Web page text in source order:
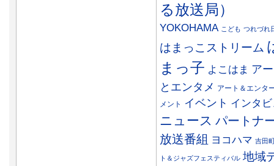
る放送局）
YOKOHAMA こども つれづれ
はまっこストリーム
まっ子 よこはま ア
とエンタメ アート＆エンタ
メント
イベント インタ
ニュース パートナ
放送番組 ヨコハマ 吉田
ト＆ジャズフェスティバル 地域